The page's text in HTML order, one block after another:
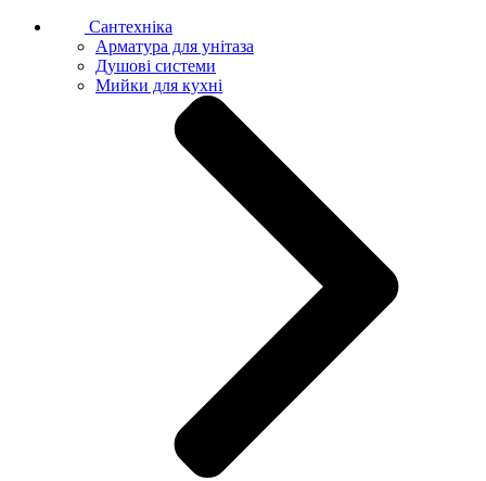
Сантехніка
Арматура для унітаза
Душові системи
Мийки для кухні